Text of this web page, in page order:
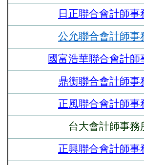
日正聯合會計師事
公允聯合會計師事
國富浩華聯合會計師
鼎衡聯合會計師事
正風聯合會計師事
台大會計師事務
正興聯合會計師事